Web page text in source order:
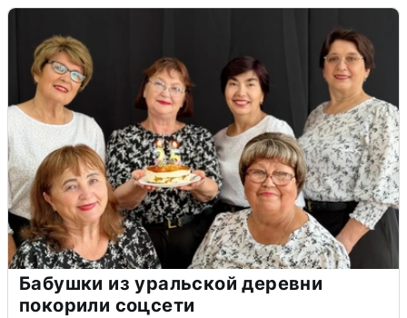
Бабушки из уральской деревни
покорили соцсети